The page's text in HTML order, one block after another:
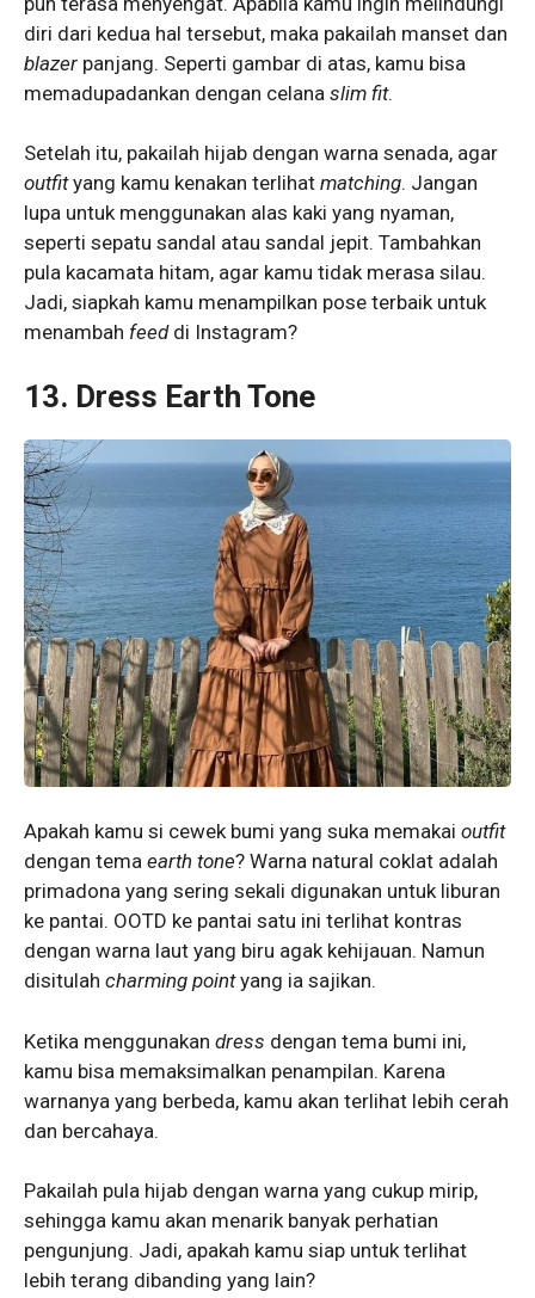
diri dari kedua hal tersebut, maka pakailah manset dan
blazer panjang. Seperti gambar di atas, kamu bisa
memadupadankan dengan celana slim fit.
Setelah itu, pakailah hijab dengan warna senada, agar
outfityang kamu kenakan terlihat matching. Jangan
lupa untuk menggunakan alas kaki yang nyaman,
seperti sepatu sandal atau sandal jepit. Tambahkan
pula kacamata hitam, agar kamu tidak merasa silau.
Jadi, siapkah kamu menampilkan pose terbaik untuk
menambah feed di Instagram?
13. Dress Earth Tone
Apakah kamu si cewek bumi yang suka memakai outfit
dengan tema earth tone? Warna natural coklat adalah
primadona yang sering sekali digunakan untuk liburan
ke pantai. OOTD ke pantai satu ini terlihat kontras
dengan warna laut yang biru agak kehijauan. Namun
disitulah charming pointyang ia sajikan.
Ketika menggunakan dress dengan tema bumi ini,
kamu bisa memaksimalkan penampilan. Karena
warnanya yang berbeda, kamu akan terlihat lebih cerah
dan bercahaya.
Pakailah pula hijab dengan warna yang cukup mirip,
sehingga kamu akan menarik banyak perhatian
pengunjung. Jadi, apakah kamu siap untuk terlihat
lebih terang dibanding yang lain?